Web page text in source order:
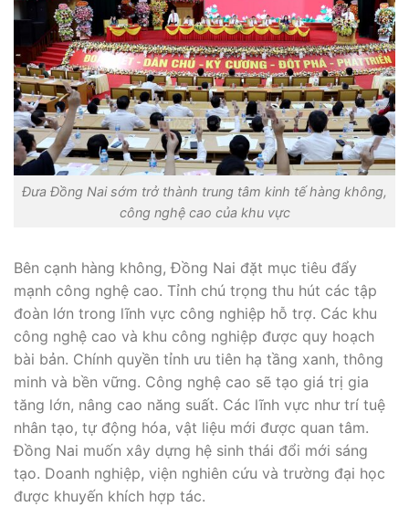
Đưa Đồng Nai sớm trở thành trung tâm kinh tế hàng không,
công nghệ cao của khu vực
Bên cạnh hàng không, Đồng Nai đặt mục tiêu đẩy
mạnh công nghệ cao. Tỉnh chú trọng thu hút các tập
đoàn lớn trong lĩnh vực công nghiệp hỗ trợ. Các khu
công nghệ cao và khu công nghiệp được quy hoạch
bài bản. Chính quyền tỉnh ưu tiên hạ tầng xanh, thông
minh và bền vững. Công nghệ cao sẽ tạo giá trị gia
tăng lớn, nâng cao năng suất. Các lĩnh vực như trí tuệ
nhân tạo, tự động hóa, vật liệu mới được quan tâm.
Đồng Nai muốn xây dựng hệ sinh thái đổi mới sáng
tạo. Doanh nghiệp, viện nghiên cứu và trường đại học
được khuyến khích hợp tác.